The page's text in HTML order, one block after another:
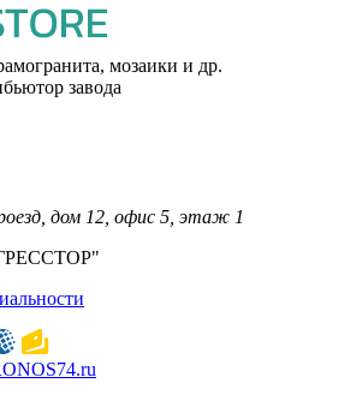
мозаики и др.
завода
дом 12, офис 5, этаж 1